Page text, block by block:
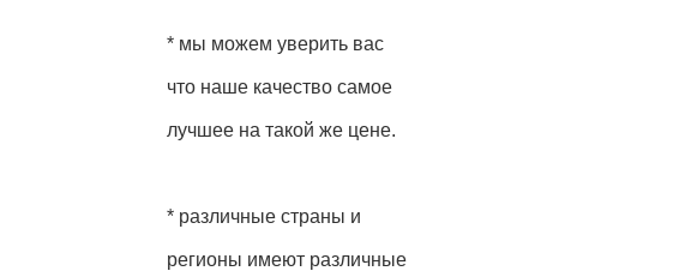
* мы можем уверить вас
что наше качество самое
лучшее на такой же цене.
* различные страны и
регионы имеют различные